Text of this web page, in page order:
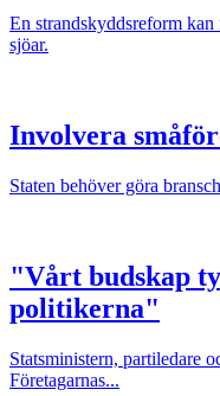
En strandskyddsreform
sjöar.
Involvera
Staten behöver göra
"Vårt budskap
politikerna"
Statsministern, partiledare
Företagarnas...